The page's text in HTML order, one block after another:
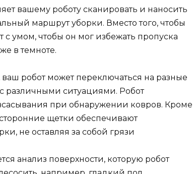
вашему роботу сканировать и наносить
маршрут уборки. Вместо того, чтобы
умом, чтобы он мог избежать пропуска
в темноте.
робот может переключаться на разные
различными ситуациями. Робот
при обнаружении ковров. Кроме
щетки обеспечивают
не оставляя за собой грязи
анализ поверхности, которую робот